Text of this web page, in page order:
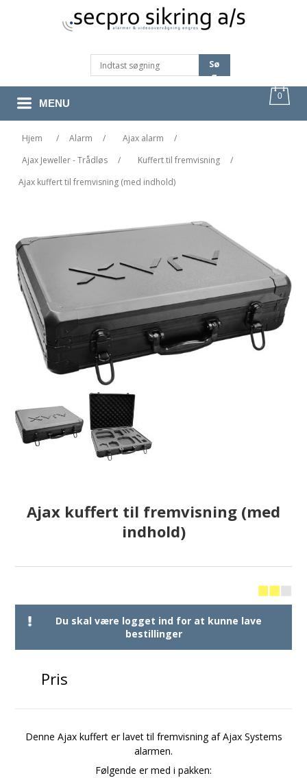
Sø
G
0
MENU
Hjem / Alarm / Ajax alarm
/
Ajax Jeweller - Trådløs
/ Kuffert til fremvisning
/
Ajax kuffert til fremvisning (med indhold)
Ajax kuffert til fremvisning (med
indhold)
Du skal være logget ind for at kunne lave
bestillinger
Pris
Denne Ajax kuffert er lavet til fremvisning af Ajax Systems
alarmen.
Følgende er med i pakken: